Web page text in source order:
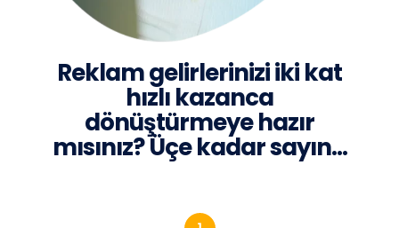
Reklam gelirlerinizi iki kat
hızlı kazanca
dönüştürmeye hazır
mısınız? Üçe kadar sayın...